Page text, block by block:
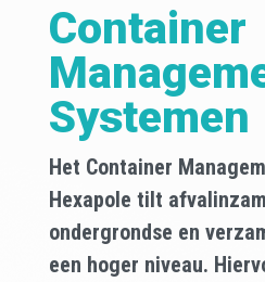
Container
Systemen
Het Container
Hexapole tilt
ondergrondse en
een hoger niveau.